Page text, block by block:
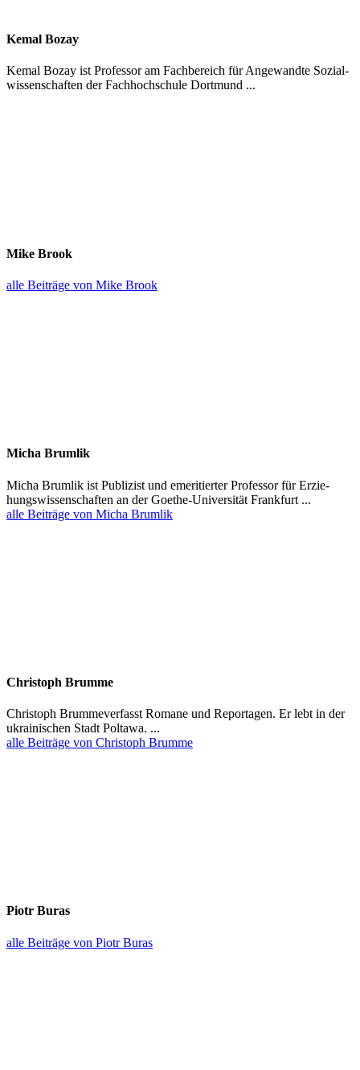
Kemal Bozay
Kemal Bozay ist Professor am Fachbe­reich für Angewandte Sozial­
wis­sen­schaften der Fachhoch­schule Dortmund ...
Mike Brook
alle Beiträge von Mike Brook
Micha Brumlik
Micha Brumlik ist Publizist und emeri­tierter Professor für Erzie­
hungs­wis­sen­schaften an der Goethe-Univer­sität Frankfurt ...
alle Beiträge von Micha Brumlik
Christoph Brumme
Christoph Brumme­ver­fasst Romane und Repor­tagen. Er lebt in der
ukrai­ni­schen Stadt Poltawa. ...
alle Beiträge von Christoph Brumme
Piotr Buras
alle Beiträge von Piotr Buras